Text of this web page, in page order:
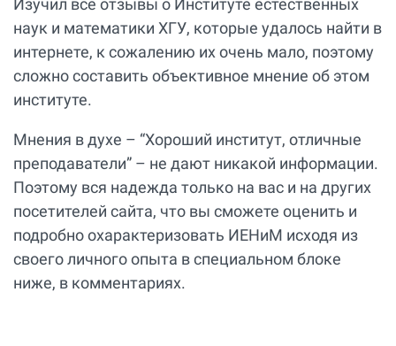
Изучил все отзывы о Институте естественных
наук и математики ХГУ, которые удалось найти в
интернете, к сожалению их очень мало, поэтому
сложно составить объективное мнение об этом
институте.
Мнения в духе – “Хороший институт, отличные
преподаватели” – не дают никакой информации.
Поэтому вся надежда только на вас и на других
посетителей сайта, что вы сможете оценить и
подробно охарактеризовать ИЕНиМ исходя из
своего личного опыта в специальном блоке
ниже, в комментариях.